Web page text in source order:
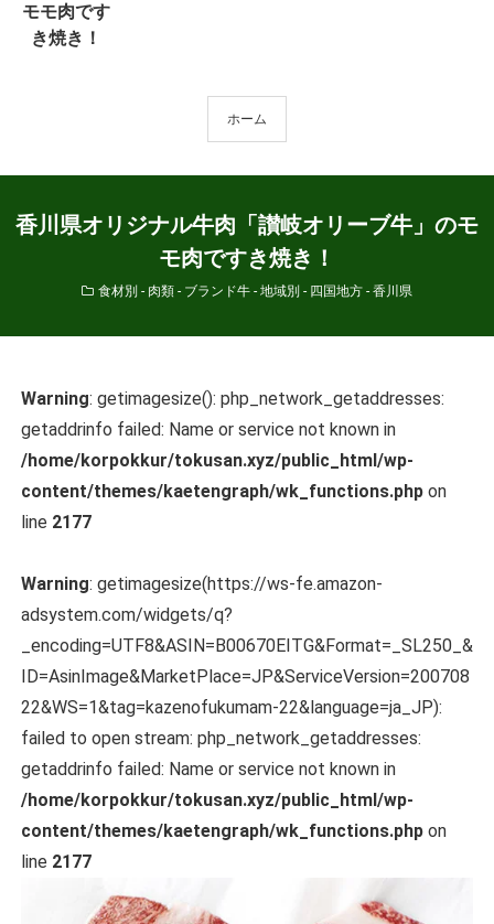
モモ肉です
き焼き！
ホーム
香川県オリジナル牛肉「讃岐オリーブ牛」のモ
モ肉ですき焼き！
食材別 - 肉類 - ブランド牛 - 地域別 - 四国地方 - 香川県
Warning: getimagesize(): php_network_getaddresses:
getaddrinfo failed: Name or service not known in
/home/korpokkur/tokusan.xyz/public_html/wp-
content/themes/kaetengraph/wk_functions.php on
line 2177
Warning: getimagesize(https://ws-fe.amazon-
adsystem.com/widgets/q?
_encoding=UTF8&ASIN=B00670EITG&Format=_SL250_&
ID=AsinImage&MarketPlace=JP&ServiceVersion=200708
22&WS=1&tag=kazenofukumam-22&language=ja_JP):
failed to open stream: php_network_getaddresses:
getaddrinfo failed: Name or service not known in
/home/korpokkur/tokusan.xyz/public_html/wp-
content/themes/kaetengraph/wk_functions.php on
line 2177